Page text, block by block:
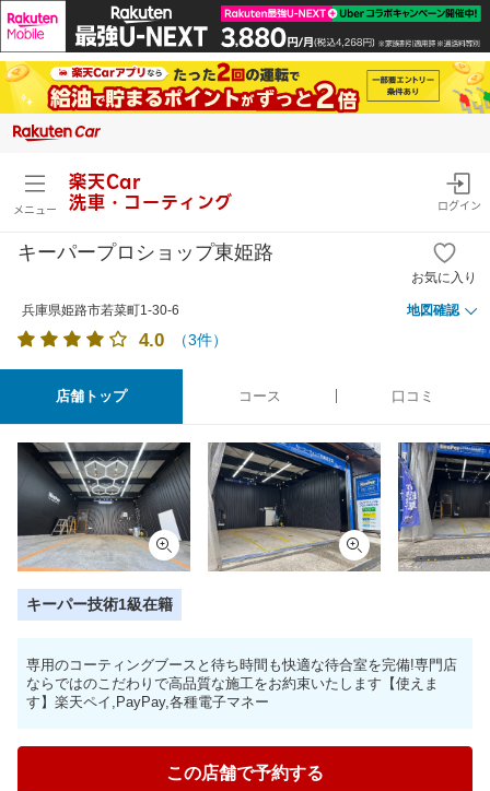
メニュー
楽天Car
洗車・コーティング
ログイン
キーパープロショップ東姫路
お気に入り
兵庫県姫路市若菜町1-30-6 地図確認
4.0 （3件）
店舗トップ コース 口コミ
キーパー技術1級在籍
専用のコーティングブースと待ち時間も快適な待合室を完備!専門店
ならではのこだわりで高品質な施工をお約束いたします【使えま
す】楽天ペイ,PayPay,各種電子マネー
この店舗で予約する